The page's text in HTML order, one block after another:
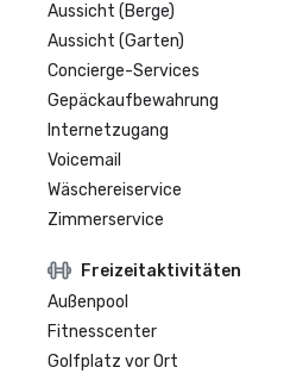
Aussicht (Berge)
Aussicht (Garten)
Concierge-Services
Gepäckaufbewahrung
Internetzugang
Voicemail
Wäschereiservice
Zimmerservice
Freizeitaktivitäten
Außenpool
Fitnesscenter
Golfplatz vor Ort